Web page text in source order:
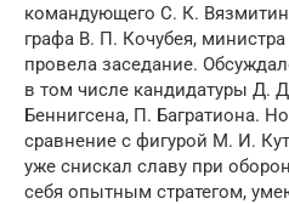
командующего С. К.
графа В. П. Кочубея,
провела заседание.
в том числе кандидатуры Д.
Беннигсена, П. Багратиона.
сравнение с фигурой М. И.
уже снискал славу при
себя опытным стратегом,